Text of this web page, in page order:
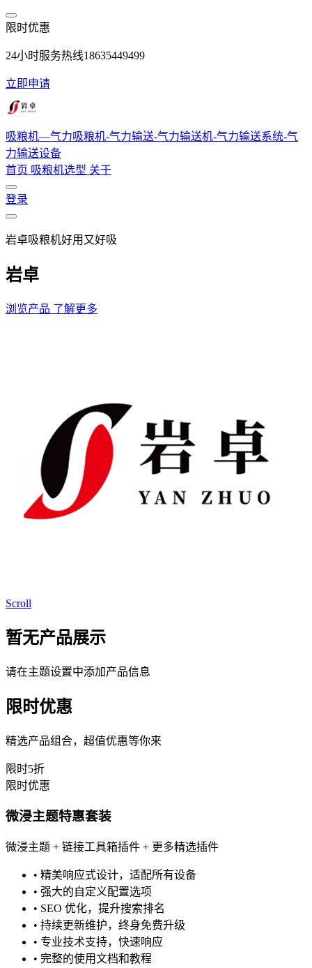
跳转到主要内容
限时优惠
24小时服务热线18635449499
立即申请
吸粮机—气力吸粮机-气力输送-气力输送机-气力输送系统-气
力输送设备
首页 吸粮机选型 关于
登录
岩卓吸粮机好用又好吸
岩卓
浏览产品 了解更多
Scroll
暂无产品展示
请在主题设置中添加产品信息
限时优惠
精选产品组合，超值优惠等你来
限时5折
限时优惠
微浸主题特惠套装
微浸主题 + 链接工具箱插件 + 更多精选插件
• 精美响应式设计，适配所有设备
• 强大的自定义配置选项
• SEO 优化，提升搜索排名
• 持续更新维护，终身免费升级
• 专业技术支持，快速响应
• 完整的使用文档和教程